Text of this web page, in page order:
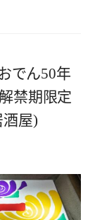
でん50年
禁期限定
屋)